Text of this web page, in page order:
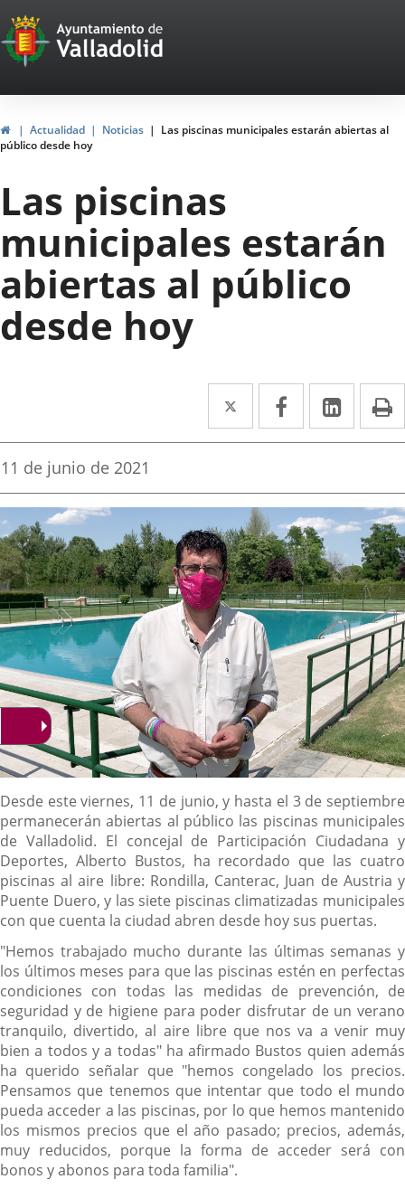
Portal
Web
del
Ayuntamiento
de
Valladolid
HomeActualidad Noticias
Las piscinas municipales estarán abiertas al
público desde hoy
Las piscinas
municipales estarán
abiertas al público
desde hoy
Twitter
Enlace
a
aplicación
externa.
Facebook
Enlace
a
aplicación
externa.
Enlace
a
Fecha
la
noticia
11 de junio de 2021
Content
Desde este viernes, 11 de junio, y hasta el 3 de septiembre
permanecerán abiertas al público las piscinas municipales
de Valladolid. El concejal de Participación Ciudadana y
Deportes, Alberto Bustos, ha recordado que las cuatro
piscinas al aire libre: Rondilla, Canterac, Juan de Austria y
Puente Duero, y las siete piscinas climatizadas municipales
con que cuenta la ciudad abren desde hoy sus puertas.
"Hemos trabajado mucho durante las últimas semanas y
los últimos meses para que las piscinas estén en perfectas
condiciones con todas las medidas de prevención, de
seguridad y de higiene para poder disfrutar de un verano
tranquilo, divertido, al aire libre que nos va a venir muy
bien a todos y a todas" ha afirmado Bustos quien además
ha querido señalar que "hemos congelado los precios.
Pensamos que tenemos que intentar que todo el mundo
pueda acceder a las piscinas, por lo que hemos mantenido
los mismos precios que el año pasado; precios, además,
muy reducidos, porque la forma de acceder será con
bonos y abonos para toda familia".